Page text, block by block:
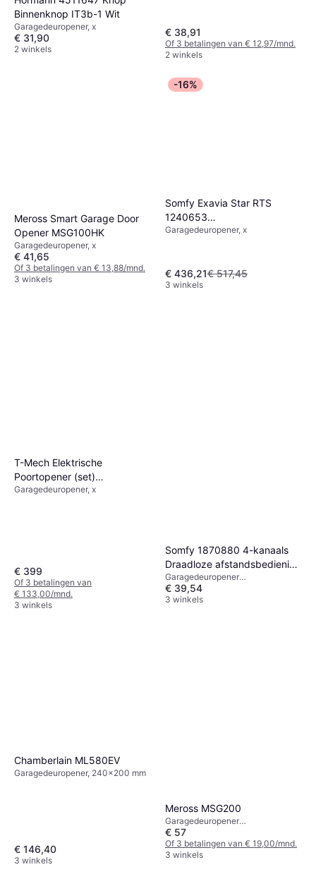
Binnenknop IT3b-1 Wit
Garagedeuropener, x
€ 31,90
2 winkels
€ 38,91
Of 3 betalingen van € 12,97/mnd.
2 winkels
Meross Smart Garage Door
Opener MSG100HK
Garagedeuropener, x
€ 41,65
Of 3 betalingen van € 13,88/mnd.
3 winkels
-16%
Somfy Exavia Star RTS
1240653
Draaideuraandrijving 250 kg
Garagedeuropener, x
€ 436,21€ 517,45
3 winkels
T-Mech Elektrische
Poortopener (set)
Transparant
Garagedeuropener, x
€ 399
Of 3 betalingen van
€ 133,00/mnd.
3 winkels
Somfy 1870880 4-kanaals
Draadloze afstandsbediening
868.95 MHz
Garagedeuropener
afstandsbediening, x
€ 39,54
3 winkels
Chamberlain ML580EV
Garagedeuropener, 240x200 mm
€ 146,40
3 winkels
Meross MSG200
Garagedeuropener
afstandsbediening, 94x23 mm
€ 57
Of 3 betalingen van € 19,00/mnd.
3 winkels